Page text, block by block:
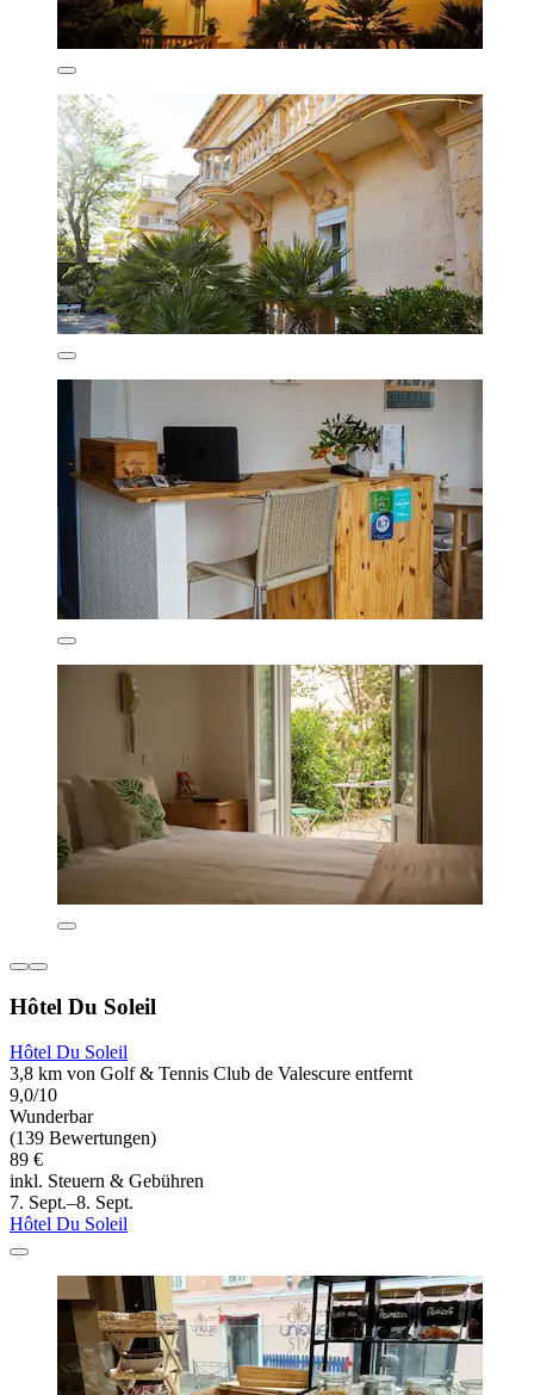
Hôtel Du Soleil
Hôtel Du Soleil
3,8 km von Golf & Tennis Club de Valescure entfernt
9,0/10
Wunderbar
(139 Bewertungen)
89 €
inkl. Steuern & Gebühren
7. Sept.–8. Sept.
Hôtel Du Soleil